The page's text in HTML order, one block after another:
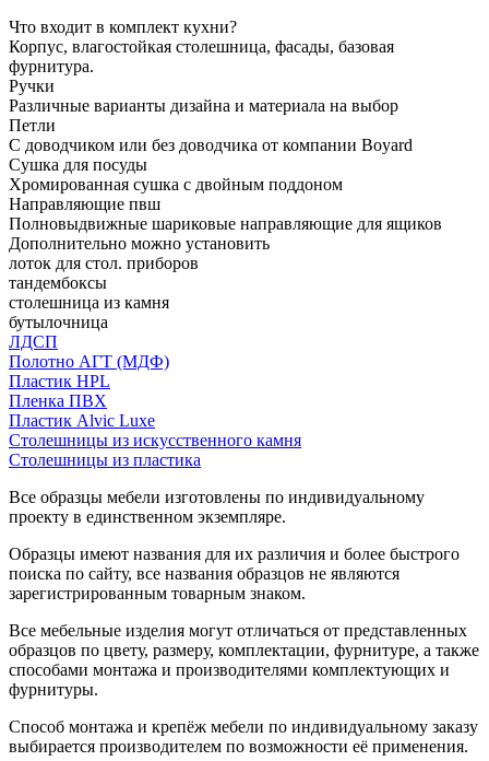
Что входит в комплект кухни?
Корпус, влагостойкая столешница, фасады, базовая
фурнитура.
Ручки
Различные варианты дизайна и материала на выбор
Петли
С доводчиком или без доводчика от компании Boyard
Сушка для посуды
Хромированная сушка с двойным поддоном
Направляющие пвш
Полновыдвижные шариковые направляющие для ящиков
Дополнительно можно установить
лоток для стол. приборов
тандембоксы
столешница из камня
бутылочница
ЛДСП
Полотно АГТ (МДФ)
Пластик HPL
Пленка ПВХ
Пластик Alvic Luxe
Столешницы из искусственного камня
Столешницы из пластика
Все образцы мебели изготовлены по индивидуальному
проекту в единственном экземпляре.
Образцы имеют названия для их различия и более быстрого
поиска по сайту, все названия образцов не являются
зарегистрированным товарным знаком.
Все мебельные изделия могут отличаться от представленных
образцов по цвету, размеру, комплектации, фурнитуре, а также
способами монтажа и производителями комплектующих и
фурнитуры.
Способ монтажа и крепёж мебели по индивидуальному заказу
выбирается производителем по возможности её применения.